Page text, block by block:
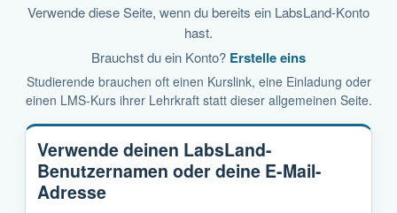
Verwende diese Seite, wenn du bereits ein LabsLand-Konto
hast.
Brauchst du ein Konto? Erstelle eins
Studierende brauchen oft einen Kurslink, eine Einladung oder
einen LMS-Kurs ihrer Lehrkraft statt dieser allgemeinen Seite.
Verwende deinen LabsLand-
Benutzernamen oder deine E-Mail-
Adresse